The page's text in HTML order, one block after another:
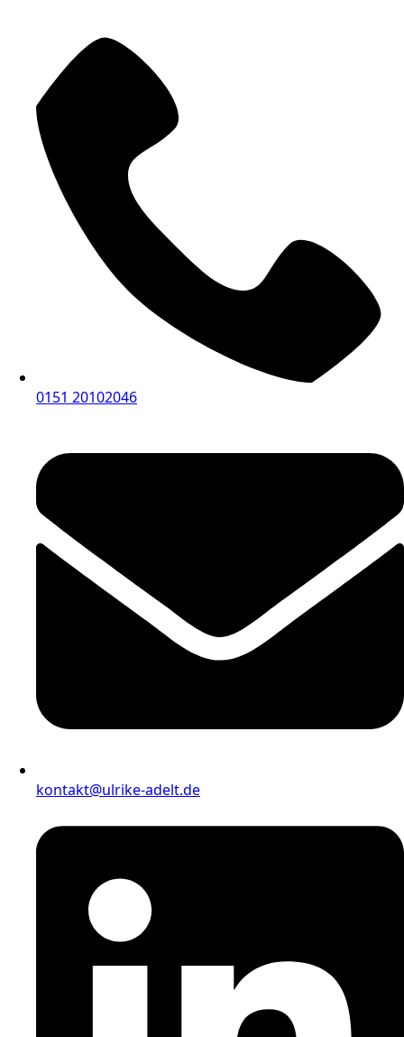
0151 20102046
kontakt@ulrike-adelt.de